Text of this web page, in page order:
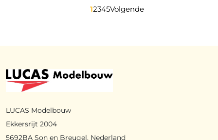
12345Volgende
LUCAS Modelbouw
Ekkersrijt 2004
5692BA Son en Breugel, Nederland